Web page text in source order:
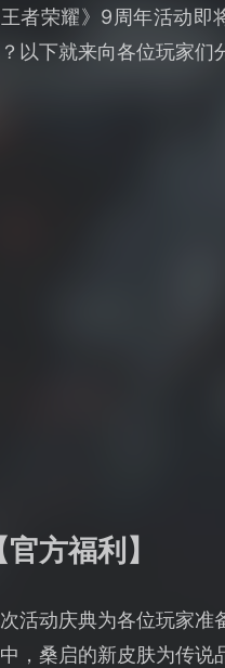
王者荣耀》9周年活动
以下就来向各位玩家们
官方福利】
活动庆典为各位玩家准
，桑启的新皮肤为传说